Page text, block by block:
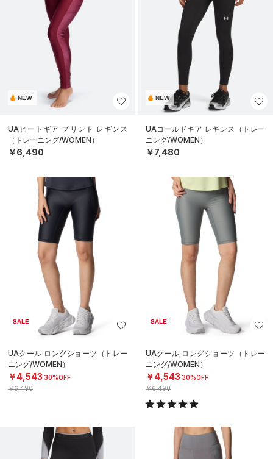
NEW
UAヒートギア プリント レギンス
（トレーニング/WOMEN）
￥6,490
NEW
UAコールドギア レギンス（トレー
ニング/WOMEN）
￥7,480
SALE
UAクール ロングショーツ（トレー
ニング/WOMEN）
￥4,543 30%OFF
￥6,490
SALE
UAクール ロングショーツ（トレー
ニング/WOMEN）
￥4,543 30%OFF
￥6,490